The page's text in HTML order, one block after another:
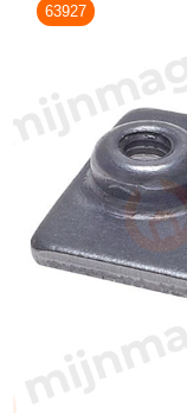
63927